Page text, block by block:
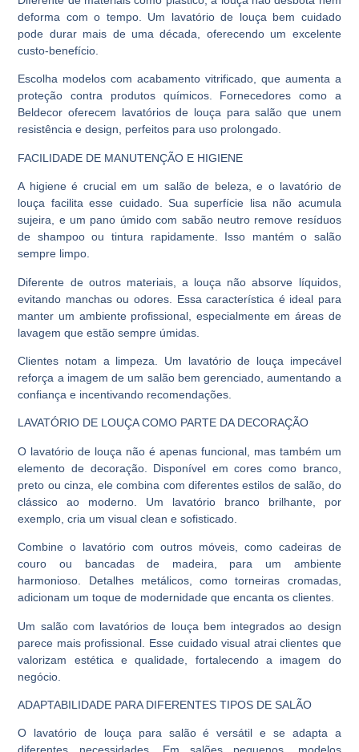
deforma com o tempo. Um lavatório de louça bem cuidado
pode durar mais de uma década, oferecendo um excelente
custo-benefício.
Escolha modelos com acabamento vitrificado, que aumenta a
proteção contra produtos químicos. Fornecedores como a
Beldecor oferecem lavatórios de louça para salão que unem
resistência e design, perfeitos para uso prolongado.
FACILIDADE DE MANUTENÇÃO E HIGIENE
A higiene é crucial em um salão de beleza, e o lavatório de
louça facilita esse cuidado. Sua superfície lisa não acumula
sujeira, e um pano úmido com sabão neutro remove resíduos
de shampoo ou tintura rapidamente. Isso mantém o salão
sempre limpo.
Diferente de outros materiais, a louça não absorve líquidos,
evitando manchas ou odores. Essa característica é ideal para
manter um ambiente profissional, especialmente em áreas de
lavagem que estão sempre úmidas.
Clientes notam a limpeza. Um lavatório de louça impecável
reforça a imagem de um salão bem gerenciado, aumentando a
confiança e incentivando recomendações.
LAVATÓRIO DE LOUÇA COMO PARTE DA DECORAÇÃO
O lavatório de louça não é apenas funcional, mas também um
elemento de decoração. Disponível em cores como branco,
preto ou cinza, ele combina com diferentes estilos de salão, do
clássico ao moderno. Um lavatório branco brilhante, por
exemplo, cria um visual clean e sofisticado.
Combine o lavatório com outros móveis, como cadeiras de
couro ou bancadas de madeira, para um ambiente
harmonioso. Detalhes metálicos, como torneiras cromadas,
adicionam um toque de modernidade que encanta os clientes.
Um salão com lavatórios de louça bem integrados ao design
parece mais profissional. Esse cuidado visual atrai clientes que
valorizam estética e qualidade, fortalecendo a imagem do
negócio.
ADAPTABILIDADE PARA DIFERENTES TIPOS DE SALÃO
O lavatório de louça para salão é versátil e se adapta a